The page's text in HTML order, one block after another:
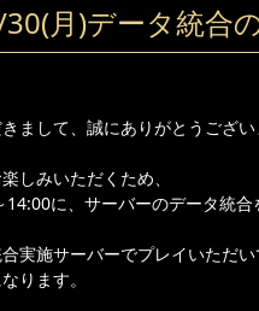
30(月)データ統合
まして、誠にありがとうござい
しみいただくため、
に、サーバーのデータ統合
実施サーバーでプレイいただ
ります。